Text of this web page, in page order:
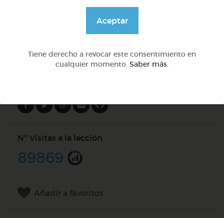
DOCS (2)
Nº Visitas a la lección
89869
Añadir a favoritos
Aceptar
Tiene derecho a revocar este consentimiento en
cualquier momento. Saber más.